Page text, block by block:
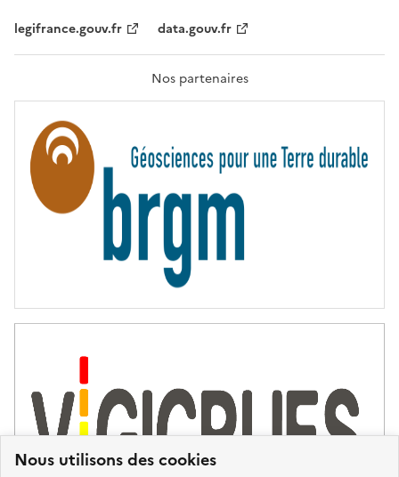
Nous utilisons des cookies
F
A
T
R
T
É
legifrance.gouv.fr
data.gouv.fr
Nos partenaires